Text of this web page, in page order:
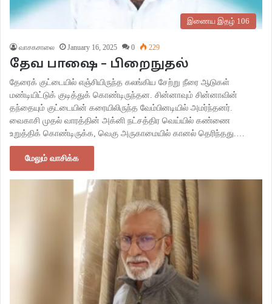
இணைய இதழ் 106
வாசகசாலை January 16, 2025 0 229
தேவ பாஷை – பிறைநுதல்
தேரைக் குட்டையில் எஞ்சியிருந்த கலங்கிய சேற்று நீரை ஆடுகள்
மண்டியிட்டுக் குடித்துக் கொண்டிருந்தன. சின்னாவும் சின்னாவின்
தந்தையும் குட்டையின் கரையிலிருந்த வேம்பினடியில் அமர்ந்தனர்.
வைகாசி முதல் வாரத்தின் அக்னி நட்சத்திர வெய்யில் கண்ணை
உறுத்திக் கொண்டிருக்க, வெகு அருகாமையில் கானல் தெரிந்தது.…
மேலும் வாசிக்க